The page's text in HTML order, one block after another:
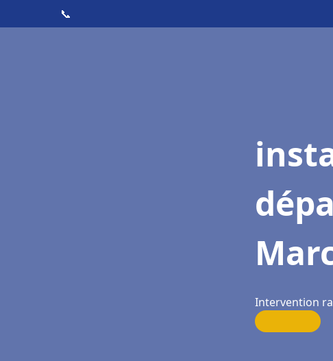
📞
Intervention